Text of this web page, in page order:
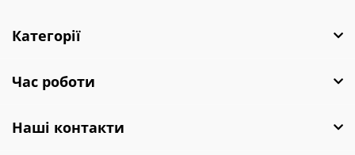
Категорії
Час роботи
Наші контакти